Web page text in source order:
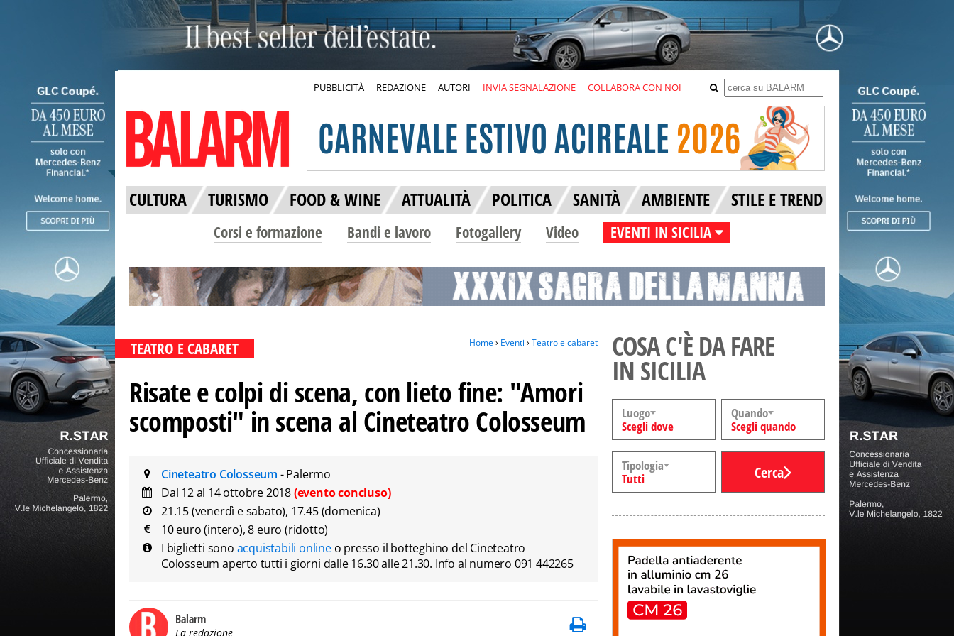
PUBBLICITÀ REDAZIONE AUTORI INVIA SEGNALAZIONE COLLABORA CON NOI
CULTURA TURISMO FOOD & WINE ATTUALITÀ POLITICA SANITÀ AMBIENTE STILE E TREND
Corsi e formazione Bandi e lavoro Fotogallery Video EVENTI IN SICILIA
TEATRO E CABARET Home› Eventi › Teatro e cabaret
Risate e colpi di scena, con lieto fine: "Amori
scomposti" in scena al Cineteatro Colosseum
Cineteatro Colosseum - Palermo
Dal 12 al 14 ottobre 2018(evento concluso)
21.15 (venerdì e sabato), 17.45 (domenica)
10 euro (intero), 8 euro (ridotto)
I biglietti sono acquistabili onlineo presso il botteghino del Cineteatro
Colosseum aperto tutti i giorni dalle 16.30 alle 21.30. Info al numero 091 442265
Balarm
La redazione
COSA C'È DA FARE
IN SICILIA
Luogo
Scegli dove
Quando
Scegli quando
Tipologia
Tutti
Cerca